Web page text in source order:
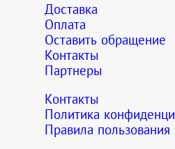
Доставка
Оплата
Оставить обращение
Контакты
Партнеры
Контакты
Политика
Правила пользования